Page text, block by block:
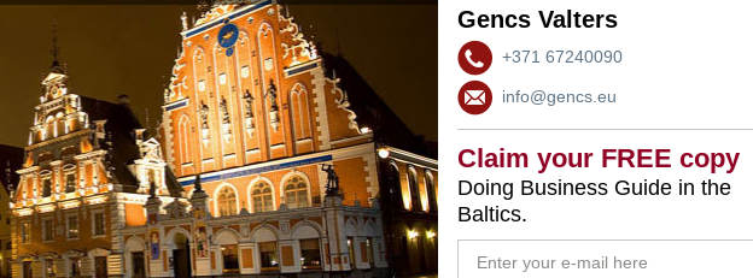
Gencs Valters
+371 67240090
info@gencs.eu
Claim your FREE copy
Doing Business Guide in the
Baltics.